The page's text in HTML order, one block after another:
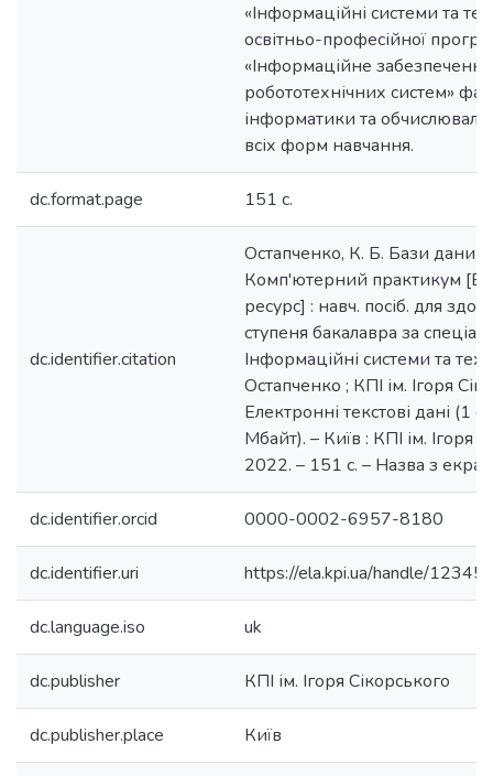
«Інформаційні системи та
освітньо-професійної
«Інформаційне забезпечення
робототехнічних систем»
інформатики та
всіх форм навчання.
dc.format.page 151 c.
dc.identifier.citation
Остапченко, К. Б. Бази даних.
Комп'ютерний практикум
ресурс] : навч. посіб. для
ступеня бакалавра за
Інформаційні системи та
Остапченко ; КПІ ім. Ігоря
Електронні текстові дані (1
Мбайт). – Київ : КПІ ім. Ігоря
2022. – 151 с. – Назва з
dc.identifier.orcid 0000-0002-6957-8180
dc.identifier.uri https://ela.kpi.ua/handle/
dc.language.iso uk
dc.publisher КПІ ім. Ігоря Сікорського
dc.publisher.place Київ